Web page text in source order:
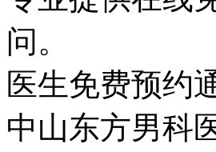
问。
医生免费预约
中山东方男科